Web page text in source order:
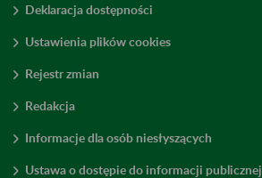
Deklaracja dostępności
Ustawienia plików cookies
Rejestr zmian
Redakcja
Informacje dla osób niesłyszących
Ustawa o dostępie do informacji publicznej